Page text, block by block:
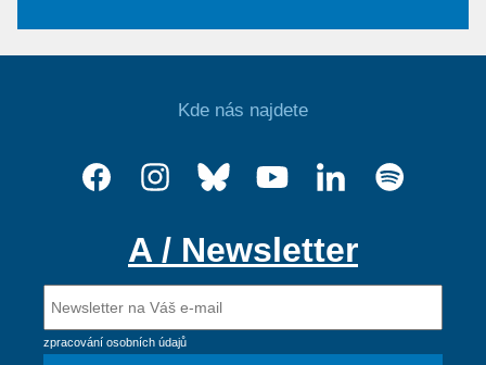
Kde nás najdete
A / Newsletter
zpracování osobních údajů